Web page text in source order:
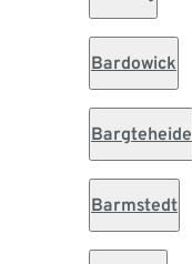
Bardowick
Bargteheide
Barmstedt